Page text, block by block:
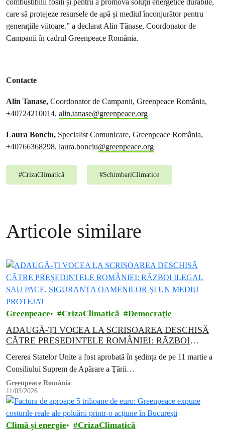
care să protejeze resursele de apă și mediul înconjurător pentru
generațiile viitoare.” a declarat Alin Tănase, Coordonator de
Campanii în cadrul Greenpeace România.
Contacte
Alin Tanase, Coordonator de Campanii, Greenpeace România,
+40724210014, alin.tanase@greenpeace.org
Laura Bonciu, Specialist Comunicare, Greenpeace România,
+40766368298, laura.bonciu@greenpeace.org
#CrizaClimatică #SchimbariClimatice
Articole similare
Greenpeace CrizaClimatică Democraţie
ADAUGĂ-ȚI VOCEA LA SCRISOAREA DESCHISĂ
CĂTRE PREȘEDINTELE ROMÂNIEI: RĂZBOI
ILEGAL SAU PACE, SIGURANȚA OAMENILOR ȘI
UN MEDIU PROTEJAT
Cererea Statelor Unite a fost aprobată în ședința de pe 11 martie a
Consiliului Suprem de Apărare a Ţării…
Greenpeace România
11/03/2026
Climă și energie CrizaClimatică